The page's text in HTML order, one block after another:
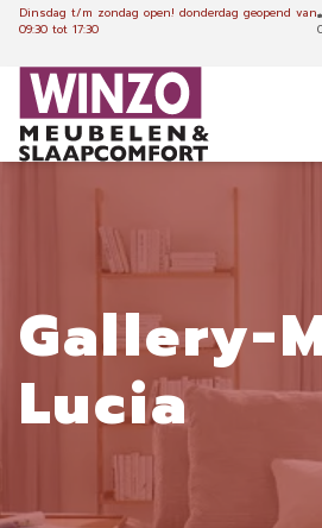
Dinsdag t/m zondag open! donderdag geopend van
09:30 tot 17:30
Gallery-
Lucia